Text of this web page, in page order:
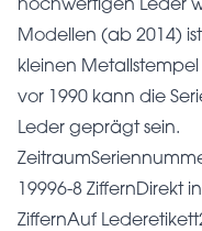
hochwertigen Leder
Modellen (ab 2014)
kleinen
vor 1990 kann die
Leder geprägt sein.
19996-8 ZiffernDirekt
ZiffernAuf